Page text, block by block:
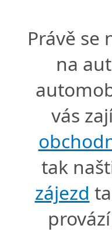
Právě se
na
vás
tak
zájezd
provází